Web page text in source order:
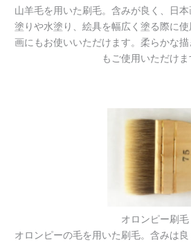
山羊毛を用いた刷毛。含みが良く、日
塗りや水塗り、絵具を幅広く塗る際に
画にもお使いいただけます。柔らかな
もご使用いただけま
オロンピー刷毛
オロンピーの毛を用いた刷毛。含みは